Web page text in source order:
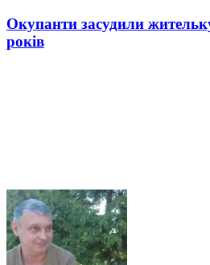
Окупанти засудили
років